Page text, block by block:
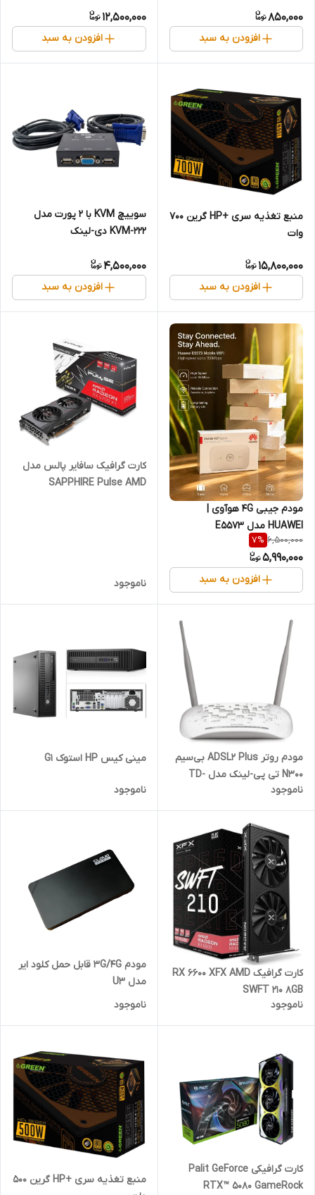
850,000
افزودن به سبد
12,500,000
افزودن به سبد
منبع تغذیه سری +HP گرین 700
وات
15,800,000
افزودن به سبد
سوییچ KVM با 2 پورت مدل
KVM-222 دی-لینک
4,500,000
افزودن به سبد
مودم جیبی 4G هوآوی |
HUAWEI مدل E5573
6,500,000
7%
5,990,000
افزودن به سبد
کارت گرافیک سافایر پالس مدل
SAPPHIRE Pulse AMD
ناموجود
مودم روتر ADSL2 Plus بی‌سیم
N300 تی پی-لینک مدل TD-
W8961N, V5
ناموجود
مینی کیس HP استوک G1
ناموجود
کارت گرافیک RX 6600 XFX AMD
SWFT 210 8GB
ناموجود
مودم 3G/4G قابل حمل کلود ایر
مدل U3
ناموجود
کارت گرافیکی Palit GeForce
RTX™ 5080 GameRock
منبع تغذیه سری +HP گرین 500